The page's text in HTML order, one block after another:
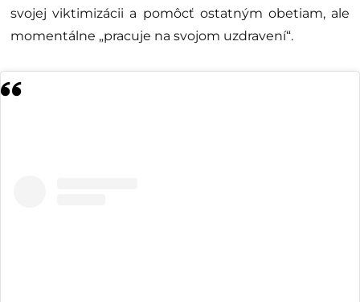
svojej viktimizácii a pomôcť ostatným obetiam, ale
momentálne „pracuje na svojom uzdravení“.